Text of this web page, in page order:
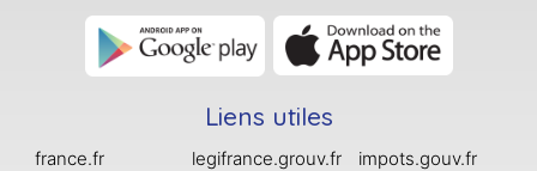
Liens utiles
france.fr
legifrance.grouv.fr
impots.gouv.fr